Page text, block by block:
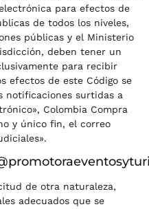
para efectos de
de todos los niveles,
públicas y el Ministerio
deben tener un
para recibir
efectos de este Código se
notificaciones surtidas a
Colombia Compra
y único fin, el correo
de otra naturaleza,
adecuados que se